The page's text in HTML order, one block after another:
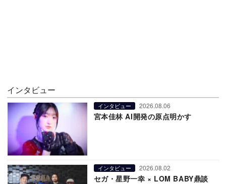
インタビュー
インタビュー 2026.08.06
宮本佳林 AI開発の原点明かす
インタビュー 2026.08.02
セガ・星野一幸 × LOM BABY鼎談